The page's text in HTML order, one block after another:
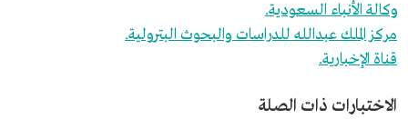
وكالة الأنباء السعودية.
مركز الملك عبدالله للدراسات والبحوث البترولية.
قناة الإخبارية.
الاختبارات ذات الصلة